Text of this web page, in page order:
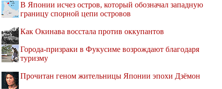
В Японии исчез остров, который обозначал западную
границу спорной цепи островов
Как Окинава восстала против оккупантов
Города-призраки в Фукусиме возрождают благодаря
туризму
Прочитан геном жительницы Японии эпохи Дзёмон